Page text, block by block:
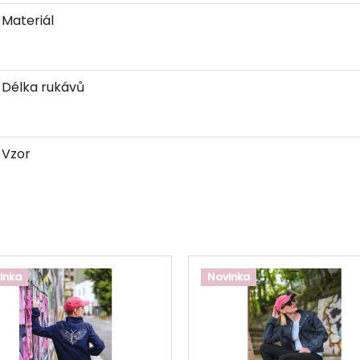
Materiál
Délka rukávů
Vzor
Novinka